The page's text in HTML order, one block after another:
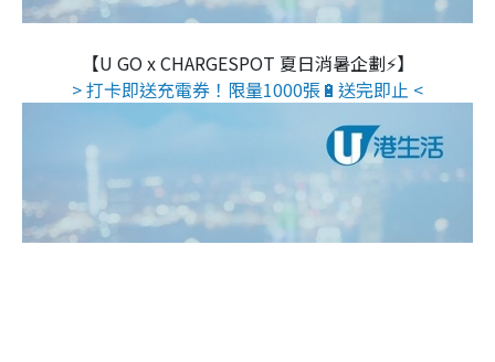
【U GO x CHARGESPOT 夏日消暑企劃⚡】
> 打卡即送充電券！限量1000張🔋送完即止 <